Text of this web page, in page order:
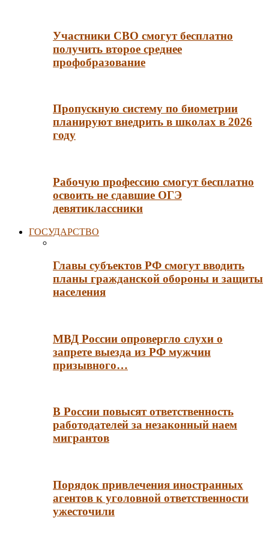
Участники СВО смогут бесплатно
получить второе среднее
профобразование
Пропускную систему по биометрии
планируют внедрить в школах в 2026
году
Рабочую профессию смогут бесплатно
освоить не сдавшие ОГЭ
девятиклассники
ГОСУДАРСТВО
Главы субъектов РФ смогут вводить
планы гражданской обороны и защиты
населения
МВД России опровергло слухи о
запрете выезда из РФ мужчин
призывного…
В России повысят ответственность
работодателей за незаконный наем
мигрантов
Порядок привлечения иностранных
агентов к уголовной ответственности
ужесточили